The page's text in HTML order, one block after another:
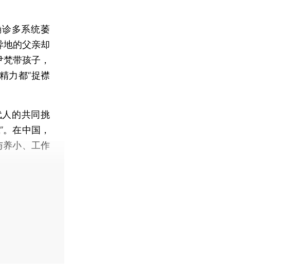
多系统萎
地的父亲却
带孩子，
力都“捉襟
的共同挑
在中国，
养小、工作